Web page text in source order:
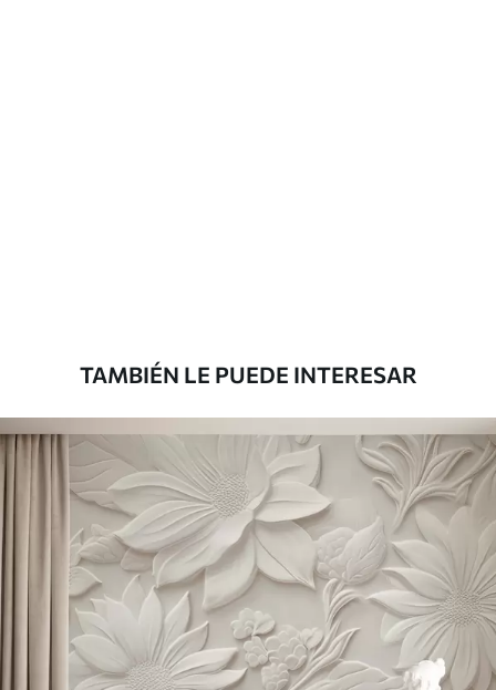
Vinilo Premium
199833.33119900.00$/m²
TAMBIÉN LE PUEDE INTERESAR